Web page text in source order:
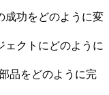
成功をどのように変
ェクトにどのように
品をどのように完